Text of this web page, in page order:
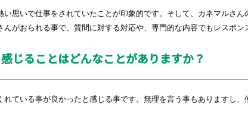
思いで仕事をされていたことが印象的です。そして、カネマルさ
がおられる事で、質問に対する対応や、専門的な内容でもレスポン
じることはどんなことがありますか？
ている事が良かったと感じる事です。無理を言う事もありますし